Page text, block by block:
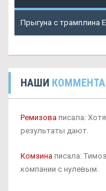
Прыгуна с трамплина
НАШИ
Ремизова писала:
результаты дают.
Комзина писала:
компании с нулевым.